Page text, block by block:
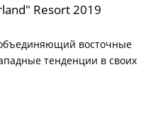
Resort 2019
восточные
тенденции в своих